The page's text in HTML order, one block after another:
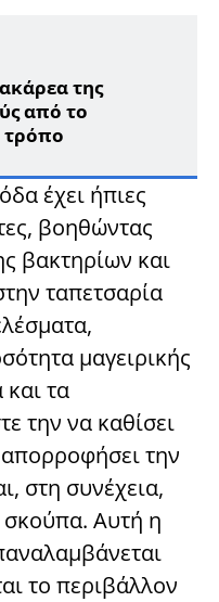
της
από το
τρόπο
έχει ήπιες
βοηθώντας
βακτηρίων και
ταπετσαρία
μαγειρικής
τα
την να καθίσει
την
στη συνέχεια,
σκούπα. Αυτή η
το περιβάλλον